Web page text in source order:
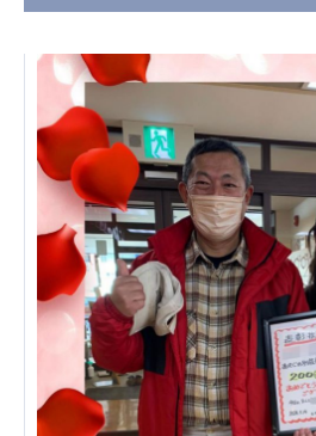
日本高齢者福祉協会
株式会社 爽やかな風沖縄
爽やかな風 中部エリア
爽やかな風 那覇エリア
社会福祉法人 共生会
特別養護老人ホーム 共生の家
株式会社 アジアメデカ元気事業団
アジアメデカ元気事業団
株式会社 爽やかな風九州
爽やかな風九州
株式
七